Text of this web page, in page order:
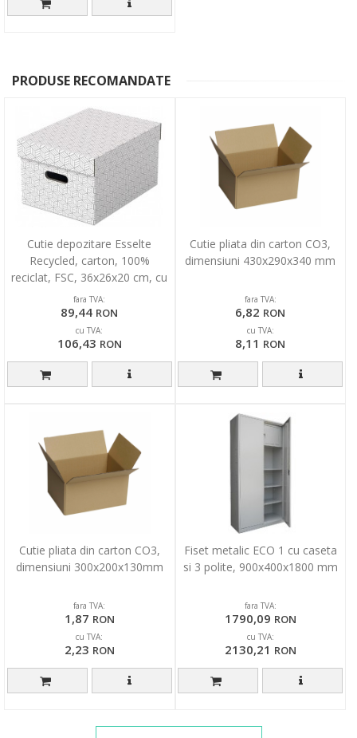
PRODUSE RECOMANDATE
Cutie depozitare Esselte
Recycled, carton, 100%
reciclat, FSC, 36x26x20 cm, cu
capac, 3 buc/set, alb
fara TVA:
89,44 RON
cu TVA:
106,43 RON
Cutie pliata din carton CO3,
dimensiuni 430x290x340 mm
fara TVA:
6,82 RON
cu TVA:
8,11 RON
Cutie pliata din carton CO3,
dimensiuni 300x200x130mm
fara TVA:
1,87 RON
cu TVA:
2,23 RON
Fiset metalic ECO 1 cu caseta
si 3 polite, 900x400x1800 mm
fara TVA:
1790,09 RON
cu TVA:
2130,21 RON